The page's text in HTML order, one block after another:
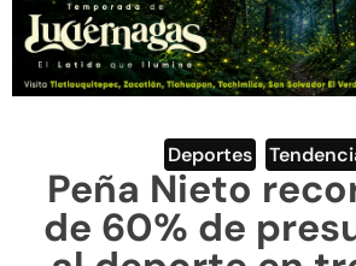
OPINIÓN
DEPORTES
ENGLISH SECTION
VIDEOS
Deportes
Peña Nieto
de 60% de